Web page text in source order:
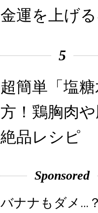
金運を上げ
5
超簡単「塩
方！鶏胸肉
絶品レシピ
Sponsored
バナナもダメ…